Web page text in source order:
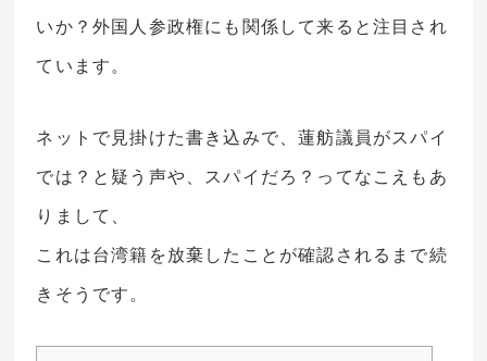
いか？外国人参政権にも関係して来ると注目され
ています。
ネットで見掛けた書き込みで、蓮舫議員がスパイ
では？と疑う声や、スパイだろ？ってなこえもあ
りまして、
これは台湾籍を放棄したことが確認されるまで続
きそうです。